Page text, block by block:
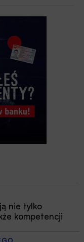
nie tylko
kompetencji